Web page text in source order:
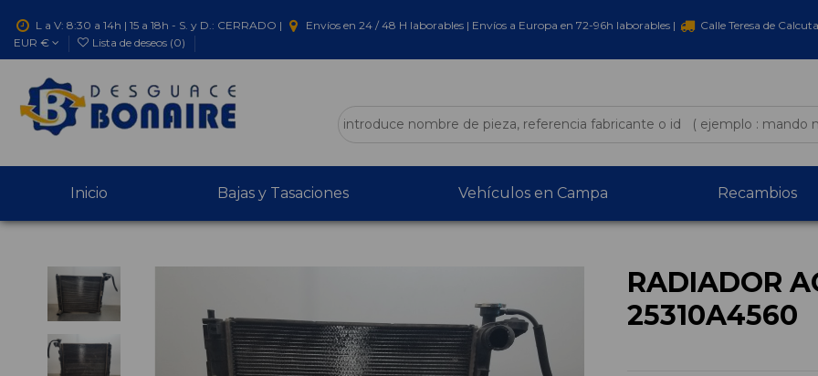
L a V: 8:30 a 14h | 15 a 18h - S. y D.: CERRADO | Envíos en 24 / 48 H laborables | Envíos a Europa en 72-96h laborables |
Calle Teresa de
EUR €
Lista de deseos (0)
Inicio Bajas y Tasaciones Vehículos en Campa Recambios
RADIADOR
25310A4560